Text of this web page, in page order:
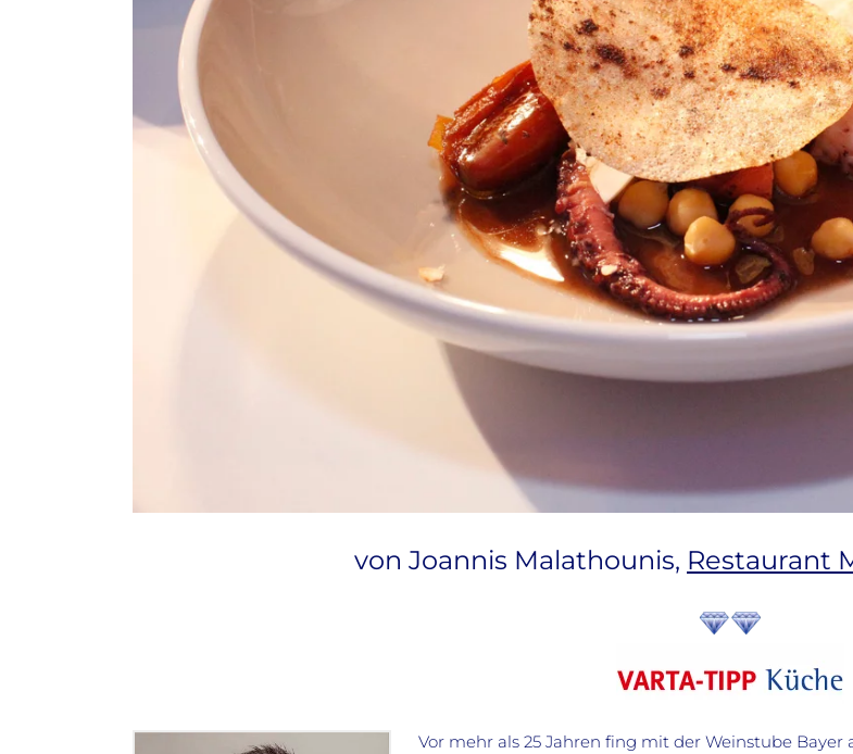
von Joannis Malathounis, Restaurant
Vor mehr als 25 Jahren fing mit der Weinstube